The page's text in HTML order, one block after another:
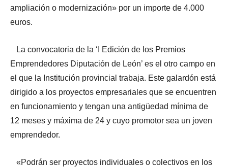
ampliación o modernización» por un importe de 4.000
euros.
La convocatoria de la ‘I Edición de los Premios
Emprendedores Diputación de León’ es el otro campo en
el que la Institución provincial trabaja. Este galardón está
dirigido a los proyectos empresariales que se encuentren
en funcionamiento y tengan una antigüedad mínima de
12 meses y máxima de 24 y cuyo promotor sea un joven
emprendedor.
«Podrán ser proyectos individuales o colectivos en los